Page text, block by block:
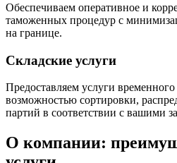
Обеспечиваем оперативное и
таможенных процедур с
на границе.
Складские услуги
Предоставляем услуги
возможностью сортировки,
партий в соответствии с вашими
О компании: